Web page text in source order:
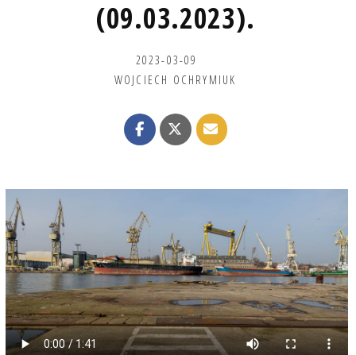
(09.03.2023).
2023-03-09
WOJCIECH OCHRYMIUK